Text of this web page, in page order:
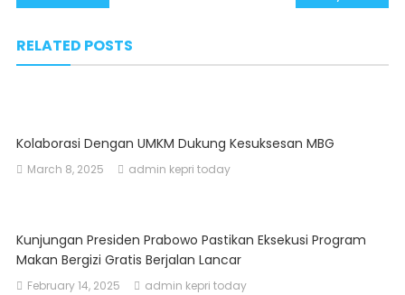
RELATED POSTS
Kolaborasi Dengan UMKM Dukung Kesuksesan MBG
March 8, 2025 admin kepri today
Kunjungan Presiden Prabowo Pastikan Eksekusi Program
Makan Bergizi Gratis Berjalan Lancar
February 14, 2025 admin kepri today